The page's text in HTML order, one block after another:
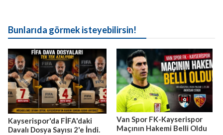
Bunlarıda görmek isteyebilirsin!
Kayserispor'da FİFA'daki
Davalı Dosya Sayısı 2'e İndi.
Van Spor FK-Kayserispor
Maçının Hakemi Belli Oldu